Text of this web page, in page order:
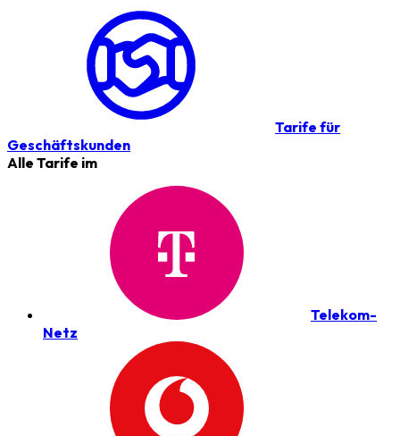
Tarife für
Geschäftskunden
Alle Tarife im
Telekom-
Netz